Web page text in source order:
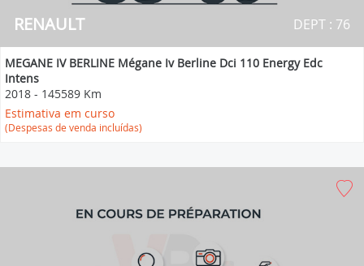
RENAULT DEPT : 76
MEGANE IV BERLINE Mégane Iv Berline Dci 110 Energy Edc
Intens
2018 - 145589 Km
Estimativa em curso
(Despesas de venda incluídas)